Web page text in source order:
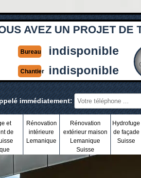
AVEZ UN PROJET DE
Bureau indisponible
Chantier indisponible
immédiatement:
et
de
Rénovation
intérieure
Lemanique
Rénovation
extérieur maison
Lemanique
Suisse
Hydrofuge
de façade
Suisse